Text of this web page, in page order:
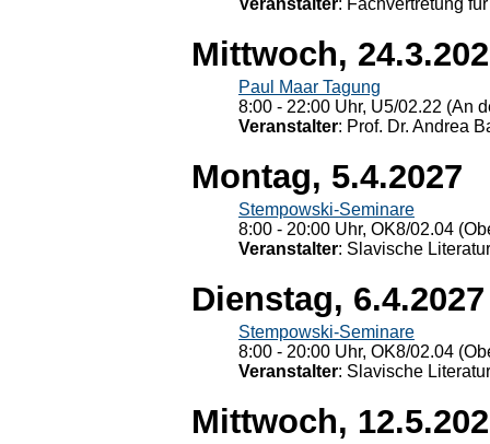
Veranstalter: Fachvertretung
Mittwoch,
Paul Maar Tagung
8:00 - 22:00 Uhr, U5/02.22 (An
Veranstalter: Prof. Dr. Andrea
Montag, 5.4.2027
Stempowski-Seminare
8:00 - 20:00 Uhr, OK8/02.04
Veranstalter: Slavische
Dienstag, 6.4.2027
Stempowski-Seminare
8:00 - 20:00 Uhr, OK8/02.04
Veranstalter: Slavische
Mittwoch,